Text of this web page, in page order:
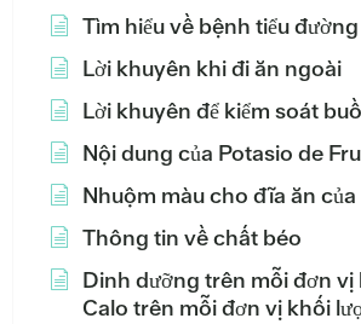
Tìm hiểu về bệnh tiểu đường
Lời khuyên khi đi ăn ngoài
Lời khuyên để kiểm soát
Nội dung của Potasio de
Nhuộm màu cho đĩa ăn của
Thông tin về chất béo
Dinh dưỡng trên mỗi đơn vị
Calo trên mỗi đơn vị khối